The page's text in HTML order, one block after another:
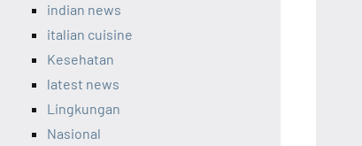
indian news
italian cuisine
Kesehatan
latest news
Lingkungan
Nasional